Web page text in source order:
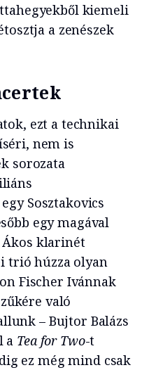
kiemeli
a zenészek
ezt a technikai
nem is
sorozata
Sosztakovics
egy magával
Ákos klarinét
trió húzza olyan
Fischer Ivánnak
való
– Bujtor Balázs
a Tea for Two-t
ez még mind csak